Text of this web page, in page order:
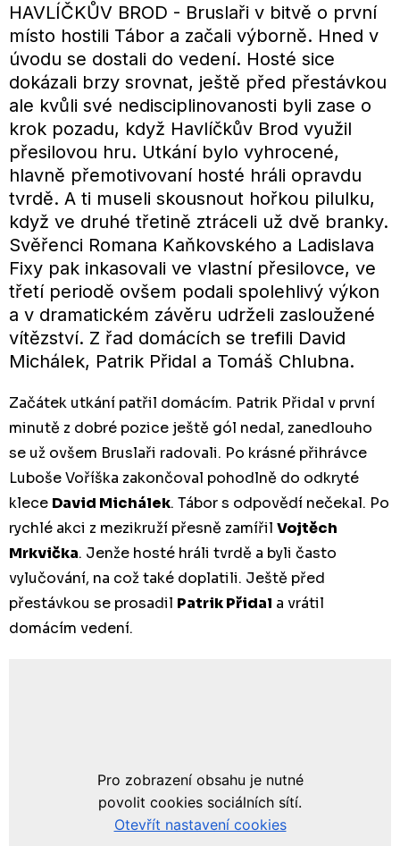
HAVLÍČKŮV BROD - Bruslaři v bitvě o první
místo hostili Tábor a začali výborně. Hned v
úvodu se dostali do vedení. Hosté sice
dokázali brzy srovnat, ještě před přestávkou
ale kvůli své nedisciplinovanosti byli zase o
krok pozadu, když Havlíčkův Brod využil
přesilovou hru. Utkání bylo vyhrocené,
hlavně přemotivovaní hosté hráli opravdu
tvrdě. A ti museli skousnout hořkou pilulku,
když ve druhé třetině ztráceli už dvě branky.
Svěřenci Romana Kaňkovského a Ladislava
Fixy pak inkasovali ve vlastní přesilovce, ve
třetí periodě ovšem podali spolehlivý výkon
a v dramatickém závěru udrželi zasloužené
vítězství. Z řad domácích se trefili David
Michálek, Patrik Přidal a Tomáš Chlubna.
Začátek utkání patřil domácím. Patrik Přidal v první
minutě z dobré pozice ještě gól nedal, zanedlouho
se už ovšem Bruslaři radovali. Po krásné přihrávce
Luboše Voříška zakončoval pohodlně do odkryté
klece David Michálek. Tábor s odpovědí nečekal. Po
rychlé akci z mezikruží přesně zamířil Vojtěch
Mrkvička. Jenže hosté hráli tvrdě a byli často
vylučování, na což také doplatili. Ještě před
přestávkou se prosadil Patrik Přidal a vrátil
domácím vedení.